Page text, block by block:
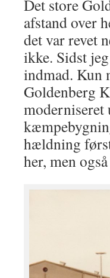
Det store
afstand over
det var revet
ikke. Sidst
indmad. Kun
Goldenberg
moderniseret
hældning
her, men